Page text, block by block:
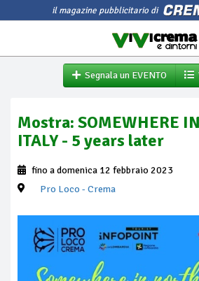
il magazine pubblicitario di
Segnala un EVENTO
Mostra: SOMEWHERE
ITALY - 5 years later
fino a domenica 12 febbraio 2023
Pro Loco - Crema